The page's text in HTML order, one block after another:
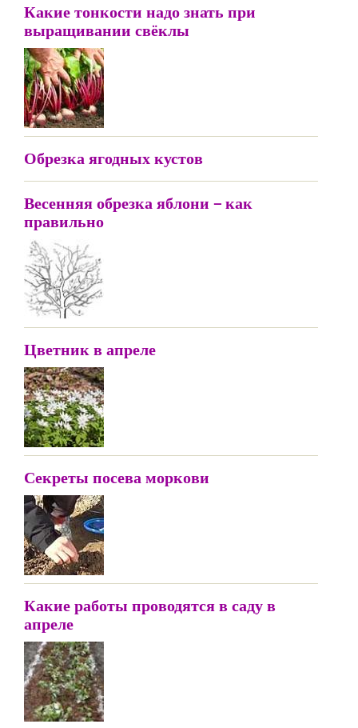
Какие тонкости надо знать при
выращивании свёклы
Обрезка ягодных кустов
Весенняя обрезка яблони – как
правильно
Цветник в апреле
Секреты посева моркови
Какие работы проводятся в саду в
апреле